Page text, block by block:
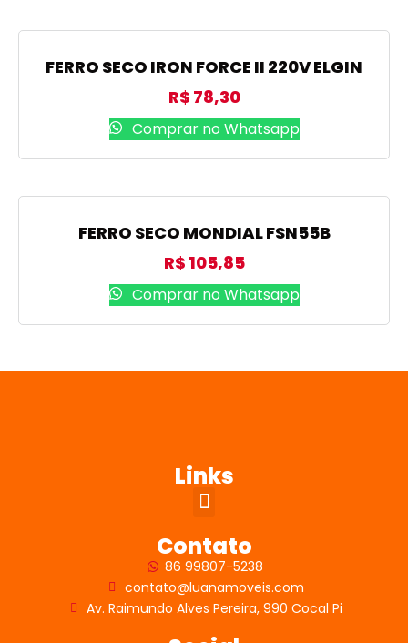
FERRO SECO IRON FORCE II 220V ELGIN
R$ 78,30
Comprar no Whatsapp
FERRO SECO MONDIAL FSN55B
R$ 105,85
Comprar no Whatsapp
Links
Contato
86 99807-5238
contato@luanamoveis.com
Av. Raimundo Alves Pereira, 990 Cocal Pi